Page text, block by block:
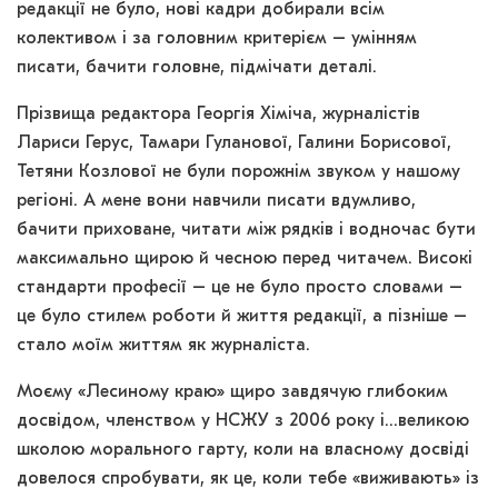
редакції не було, нові кадри добирали всім
колективом і за головним критерієм – умінням
писати, бачити головне, підмічати деталі.
Прізвища редактора Георгія Хіміча, журналістів
Лариси Герус, Тамари Гуланової, Галини Борисової,
Тетяни Козлової не були порожнім звуком у нашому
регіоні. А мене вони навчили писати вдумливо,
бачити приховане, читати між рядків і водночас бути
максимально щирою й чесною перед читачем. Високі
стандарти професії – це не було просто словами –
це було стилем роботи й життя редакції, а пізніше –
стало моїм життям як журналіста.
Моєму «Лесиному краю» щиро завдячую глибоким
досвідом, членством у НСЖУ з 2006 року і…великою
школою морального гарту, коли на власному досвіді
довелося спробувати, як це, коли тебе «виживають» із